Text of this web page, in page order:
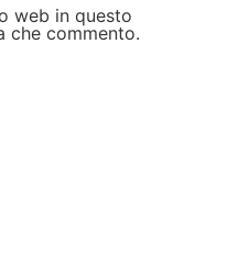
web in questo
che commento.